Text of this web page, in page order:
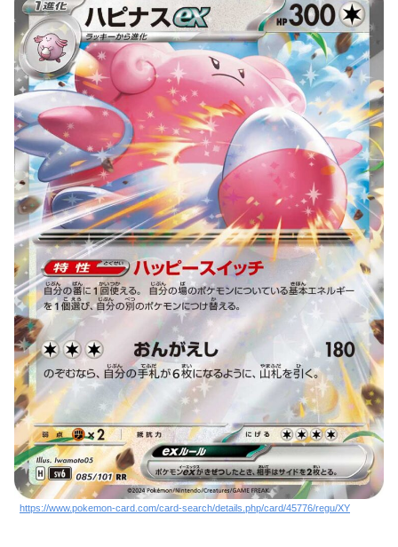
https://www.pokemon-card.com/card-search/details.php/card/45776/regu/XY